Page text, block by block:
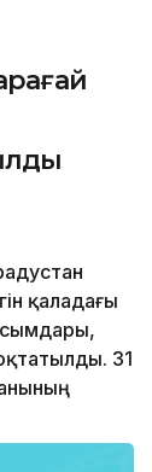
қаладағы
31